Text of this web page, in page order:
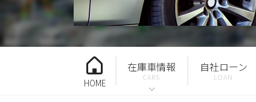
HOME
在庫車情報 自社ローン